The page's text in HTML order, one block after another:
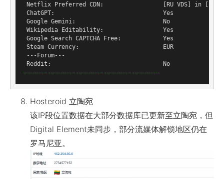
Netflix Preferred CDN:                 [RU VDS] in
ChatGPT:                               Yes
Google Gemini:                         No
Wikipedia Editability:                 Yes
Google Search CAPTCHA Free:            Yes
Steam Currency:                        EUR
---Forum---
Reddit:                                No
=======================================
Hosteroid 立陶宛
该IP段位置数据在大部分数据库已更新至立陶宛，但
Digital Element未同步，部分流媒体解锁地区仍在
罗马尼亚。